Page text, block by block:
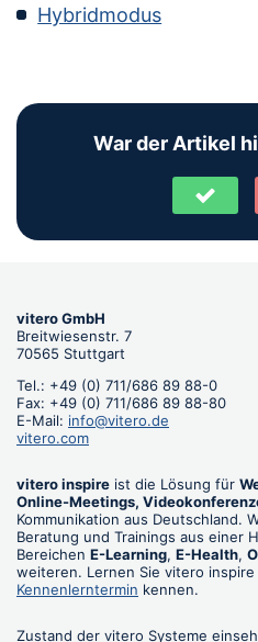
Hybridmodus
War der Artikel
vitero GmbH
Breitwiesenstr. 7
70565 Stuttgart
Tel.: +49 (0) 711/686 89 88-0
Fax: +49 (0) 711/686 89 88-80
E-Mail: info@vitero.de
vitero.com
vitero inspire ist die Lösung für
Online-Meetings,
Kommunikation aus Deutschland.
Beratung und Trainings aus einer
Bereichen E-Learning, E-Health,
weiteren. Lernen Sie vitero inspire
Kennenlerntermin kennen.
Zustand der vitero Systeme